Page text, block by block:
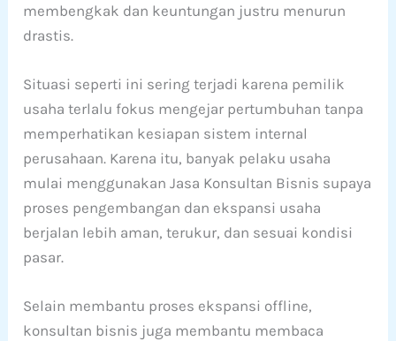
membengkak dan keuntungan justru menurun
drastis.
Situasi seperti ini sering terjadi karena pemilik
usaha terlalu fokus mengejar pertumbuhan tanpa
memperhatikan kesiapan sistem internal
perusahaan. Karena itu, banyak pelaku usaha
mulai menggunakan Jasa Konsultan Bisnis supaya
proses pengembangan dan ekspansi usaha
berjalan lebih aman, terukur, dan sesuai kondisi
pasar.
Selain membantu proses ekspansi offline,
konsultan bisnis juga membantu membaca